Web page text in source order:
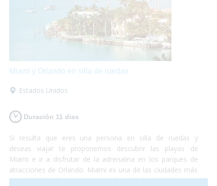
Miami y Orlando en silla de ruedas
Estados Unidos
Duración 11 dias
Si resulta que eres una persona en silla de ruedas y
deseas viajar te proponemos descubrir las playas de
Miami e ir a disfrutar de la adrenalina en los parques de
atracciones de Orlando. Miami es una de las ciudades más
grandes del país y con una gran diversidad cultural. Se trata